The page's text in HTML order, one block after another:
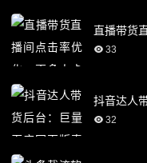
直播带货
33
抖音达人
32